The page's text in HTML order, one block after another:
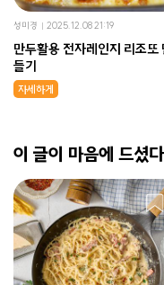
성미경 2025.12.08 21:19
만두활용 전자레인지 리조또
들기
자세하게
이 글이 마음에 드셨